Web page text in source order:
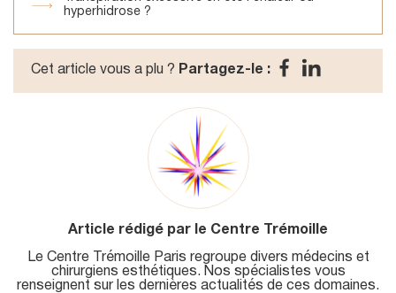
hyperhidrose ?
Cet article vous a plu ? Partagez-le :
Article rédigé par le Centre Trémoille
Le Centre Trémoille Paris regroupe divers médecins et
chirurgiens esthétiques. Nos spécialistes vous
renseignent sur les dernières actualités de ces domaines.